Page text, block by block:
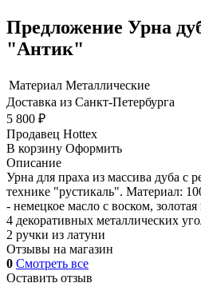
Предложение Урна
"Антик"
Материал Металлические
Доставка из Санкт-Петербурга
5 800 ₽
Продавец Hottex
В корзину Оформить
Описание
Урна для праха из массива дуба с
технике "рустикаль". Материал:
- немецкое масло с воском,
4 декоративных металлических
2 ручки из латуни
Отзывы на магазин
0 Смотреть все
Оставить отзыв